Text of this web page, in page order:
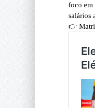
foco em
salários
👉